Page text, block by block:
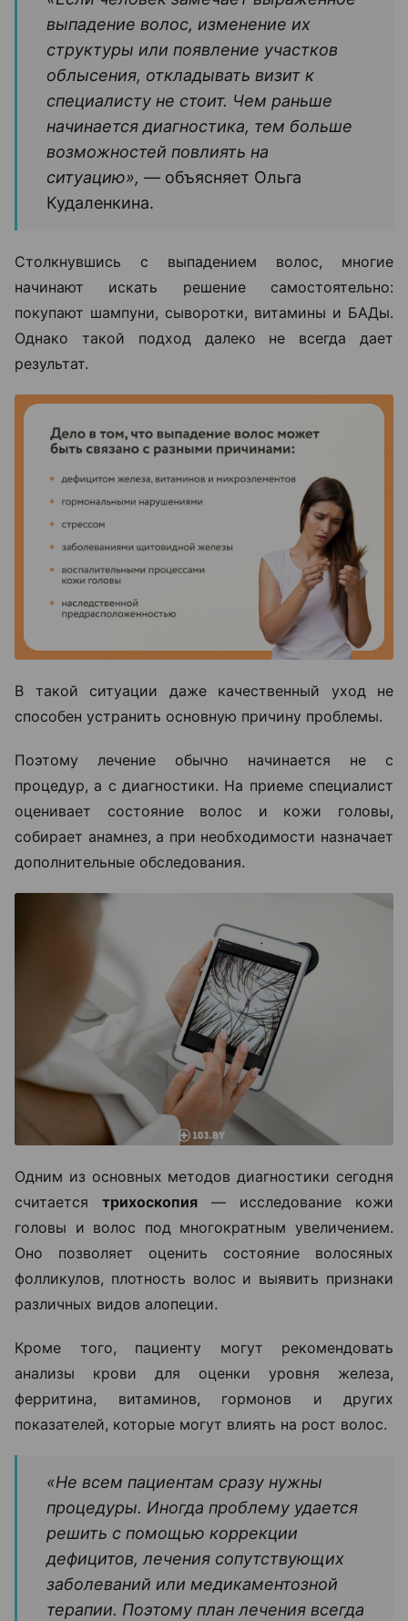
выпадение волос, изменение их
структуры или появление участков
облысения, откладывать визит к
специалисту не стоит. Чем раньше
начинается диагностика, тем больше
возможностей повлиять на
ситуацию», — объясняет Ольга
Кудаленкина.
Столкнувшись с выпадением волос, многие
начинают искать решение самостоятельно:
покупают шампуни, сыворотки, витамины и БАДы.
Однако такой подход далеко не всегда дает
результат.
В такой ситуации даже качественный уход не
способен устранить основную причину проблемы.
Поэтому лечение обычно начинается не с
процедур, а с диагностики. На приеме специалист
оценивает состояние волос и кожи головы,
собирает анамнез, а при необходимости назначает
дополнительные обследования.
Одним из основных методов диагностики сегодня
считается трихоскопия — исследование кожи
головы и волос под многократным увеличением.
Оно позволяет оценить состояние волосяных
фолликулов, плотность волос и выявить признаки
различных видов алопеции.
Кроме того, пациенту могут рекомендовать
анализы крови для оценки уровня железа,
ферритина, витаминов, гормонов и других
показателей, которые могут влиять на рост волос.
«Не всем пациентам сразу нужны
процедуры. Иногда проблему удается
решить с помощью коррекции
дефицитов, лечения сопутствующих
заболеваний или медикаментозной
терапии. Поэтому план лечения всегда